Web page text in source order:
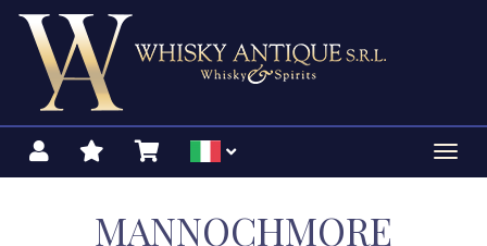
MANNOCHMORE